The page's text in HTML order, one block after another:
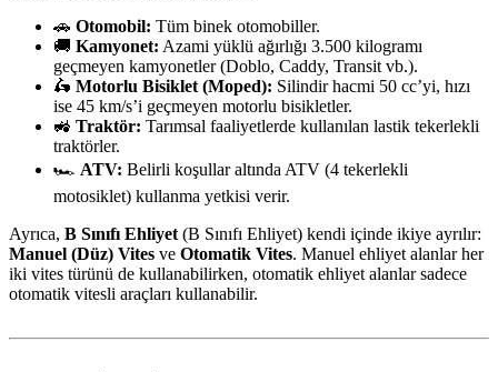
🚗 Otomobil: Tüm binek otomobiller.
🚚 Kamyonet: Azami yüklü ağırlığı 3.500 kilogramı
geçmeyen kamyonetler (Doblo, Caddy, Transit vb.).
🛵 Motorlu Bisiklet (Moped): Silindir hacmi 50 cc’yi, hızı
ise 45 km/s’i geçmeyen motorlu bisikletler.
🚜 Traktör: Tarımsal faaliyetlerde kullanılan lastik tekerlekli
traktörler.
🏎️ ATV: Belirli koşullar altında ATV (4 tekerlekli
motosiklet) kullanma yetkisi verir.
Ayrıca, B Sınıfı Ehliyet (B Sınıfı Ehliyet) kendi içinde ikiye ayrılır:
Manuel (Düz) Vites ve Otomatik Vites. Manuel ehliyet alanlar her
iki vites türünü de kullanabilirken, otomatik ehliyet alanlar sadece
otomatik vitesli araçları kullanabilir.